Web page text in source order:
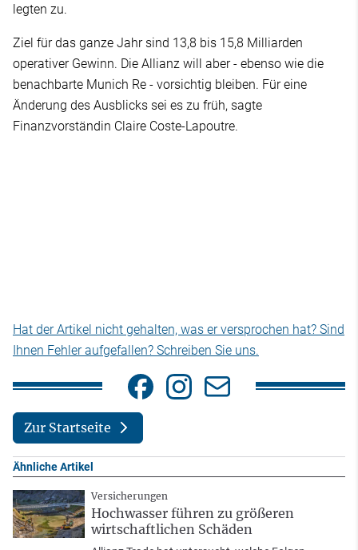
legten zu.
Ziel für das ganze Jahr sind 13,8 bis 15,8 Milliarden
operativer Gewinn. Die Allianz will aber - ebenso wie die
benachbarte Munich Re - vorsichtig bleiben. Für eine
Änderung des Ausblicks sei es zu früh, sagte
Finanzvorständin Claire Coste-Lapoutre.
Hat der Artikel nicht gehalten, was er versprochen hat? Sind
Ihnen Fehler aufgefallen? Schreiben Sie uns.
Zur Startseite
Ähnliche Artikel
Versicherungen
Hochwasser führen zu größeren
wirtschaftlichen Schäden